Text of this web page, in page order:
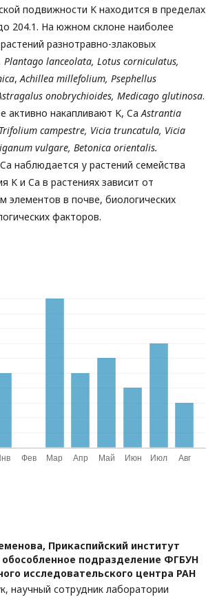
подвижности K находится в пределах
204.1. На южном склоне наиболее
разнотравно-злаковых
Plantago lanceolata, Lotus corniculatus,
, Achillea millefolium, Psephellus
onobrychioides, Medicago glutinosa.
активно накапливают K, CaAstrantia
campestre, Vicia truncatula, Vicia
vulgare, Betonica orientalis.
наблюдается у растений семейства
K и Ca в растениях зависит от
в почве, биологических
факторов.
Прикаспийский институт
обособленное подразделение ФГБУН
исследовательского центра РАН
научный сотрудник лаборатории